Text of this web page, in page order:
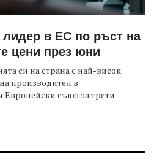
в ЕС по ръст на
цени през юни
си на страна с най-висок
производител в
съюз за трети